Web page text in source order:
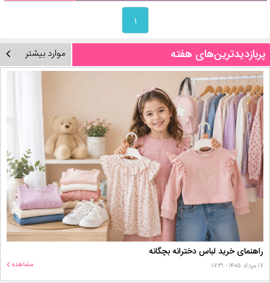
۱
پربازدیدترین‌های هفته موارد بیشتر
راهنمای خرید لباس دخترانه بچگانه
۱۷ مرداد ۱۴۰۵ - ۱۷:۳۱ مشاهده